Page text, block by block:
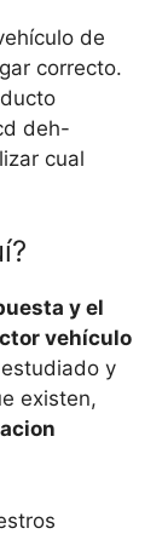
de
correcto.
deh-
cual
y el
vehículo
y
existen,